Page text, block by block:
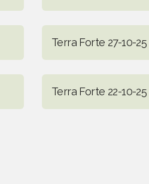
Terra Forte 27-10-25
Terra Forte 22-10-25